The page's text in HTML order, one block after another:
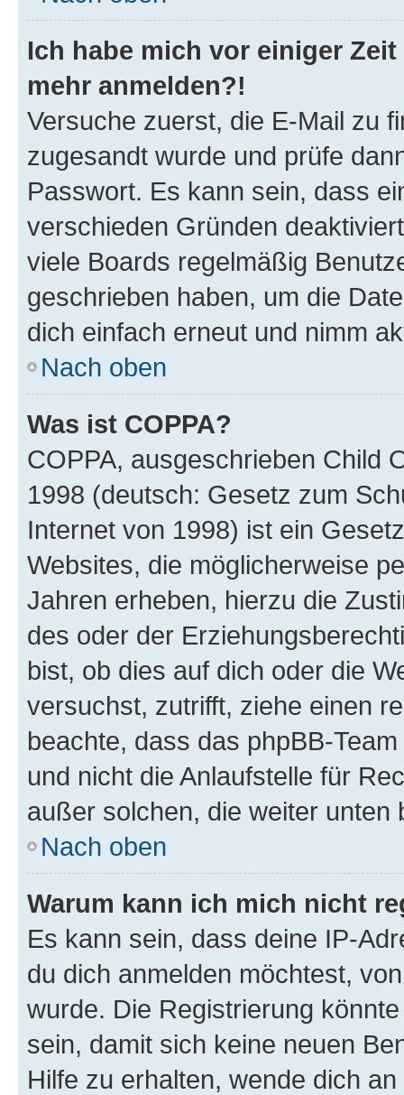
Ich habe mich vor einiger
mehr anmelden?!
Versuche zuerst, die E-Mail zu
zugesandt wurde und prüfe
Passwort. Es kann sein, dass
verschieden Gründen
viele Boards regelmäßig
geschrieben haben, um die
dich einfach erneut und nimm
Nach oben
Was ist COPPA?
COPPA, ausgeschrieben Child
1998 (deutsch: Gesetz zum
Internet von 1998) ist ein
Websites, die möglicherweise
Jahren erheben, hierzu die
des oder der
bist, ob dies auf dich oder die
versuchst, zutrifft, ziehe einen
beachte, dass das phpBB-
und nicht die Anlaufstelle für
außer solchen, die weiter unten
Nach oben
Warum kann ich mich nicht
Es kann sein, dass deine IP-
du dich anmelden möchtest,
wurde. Die Registrierung
sein, damit sich keine neuen
Hilfe zu erhalten, wende dich